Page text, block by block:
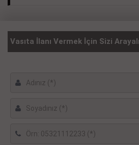
Vasıta İlanı Vermek İçin Sizi